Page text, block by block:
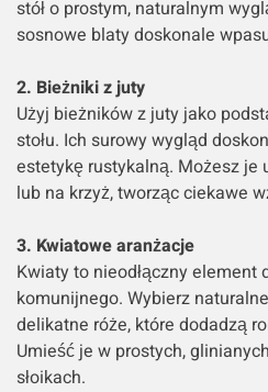
stół o prostym, naturalnym
sosnowe blaty doskonale
2. Bieżniki z juty
Użyj bieżników z juty jako
stołu. Ich surowy wygląd
estetykę rustykalną. Możesz je
lub na krzyż, tworząc ciekawe
3. Kwiatowe aranżacje
Kwiaty to nieodłączny element
komunijnego. Wybierz
delikatne róże, które dodadzą
Umieść je w prostych,
słoikach.